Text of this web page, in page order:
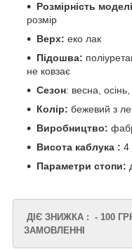
Розмірність
розмір
Верх: еко лак
Підошва:
не ковзає
Сезон: весна, осінь,
Колір: бежевий з
Виробництво:
Висота каблука : 4
Параметри стопи:
ДІЄ ЗНИЖКА : - 100
ЗАМОВЛЕННІ